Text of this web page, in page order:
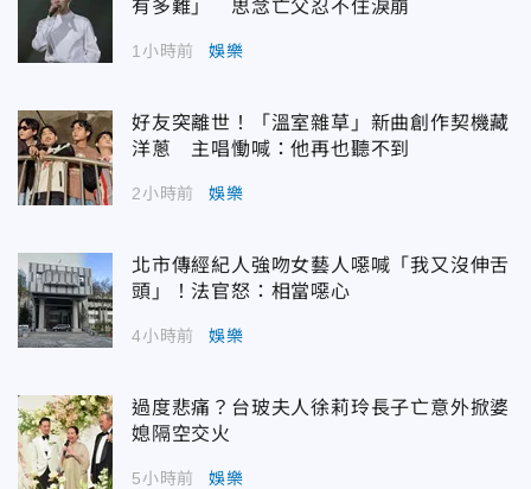
有多難」 思念亡父忍不住淚崩
1小時前 娛樂
好友突離世！「溫室雜草」新曲創作契機藏
洋蔥 主唱慟喊：他再也聽不到
2小時前 娛樂
北市傳經紀人強吻女藝人噁喊「我又沒伸舌
頭」！法官怒：相當噁心
4小時前 娛樂
過度悲痛？台玻夫人徐莉玲長子亡意外掀婆
媳隔空交火
5小時前 娛樂